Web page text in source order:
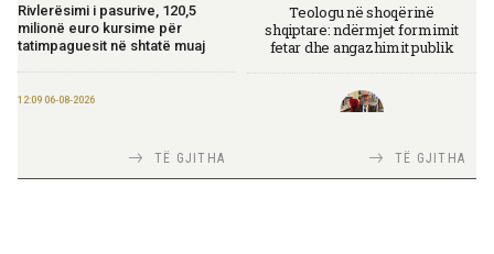
Rivlerësimi i pasurive, 120,5
milionë euro kursime për
tatimpaguesit në shtatë muaj
12:09 06-08-2026
TË GJITHA
Teologu në shoqërinë
shqiptare: ndërmjet formimit
fetar dhe angazhimit publik
TIRANA DIPLOMATTË GJITHA